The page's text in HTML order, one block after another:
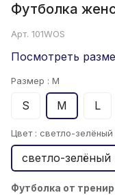
Футболка
Арт. 101WOS
Посмотреть
Размер : M
S M L
Цвет : светло-зелёный
светло-зелёный
Футболка от